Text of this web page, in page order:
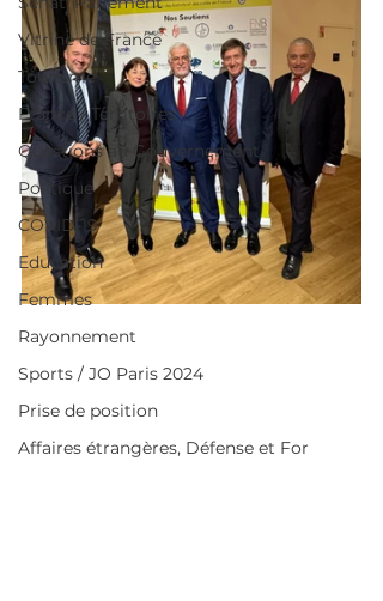
Vitrine de France
Tourisme
France / Territoires
Questions au Gouvernement
Politique
COVID-19
Education
Femmes
Rayonnement
Sports / JO Paris 2024
Prise de position
Affaires étrangères, Défense et For